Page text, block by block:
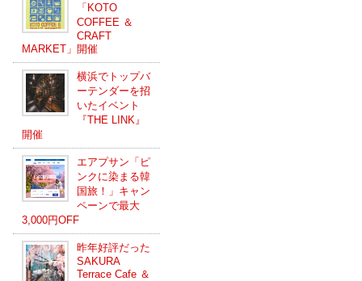
「KOTO
COFFEE ＆
CRAFT
MARKET」開催
横浜でトップバ
ーテンダーを招
いたイベント
『THE LINK』
開催
エアプサン「ピ
ンクに染まる韓
国旅！」キャン
ペーンで最大
3,000円OFF
昨年好評だった
SAKURA
Terrace Cafe ＆